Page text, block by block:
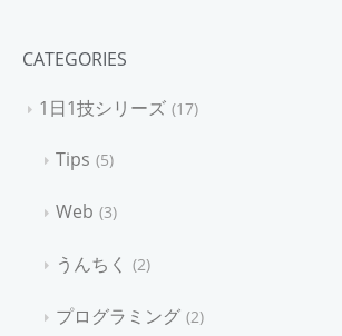
CATEGORIES
1日1技シリーズ 17
Tips 5
Web 3
うんちく 2
プログラミング 2